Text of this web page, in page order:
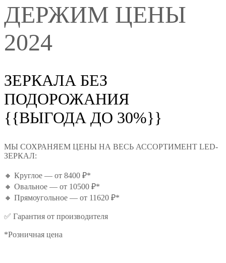
ДЕРЖИМ ЦЕНЫ
2024
ЗЕРКАЛА БЕЗ
ПОДОРОЖАНИЯ
{{ВЫГОДА ДО 30%}}
МЫ СОХРАНЯЕМ ЦЕНЫ НА ВЕСЬ АССОРТИМЕНТ LED-
ЗЕРКАЛ:
🔸 Круглое — от 8400 ₽*
🔸 Овальное — от 10500 ₽*
🔸 Прямоугольное — от 11620 ₽*
✅ Гарантия от производителя
*Розничная цена